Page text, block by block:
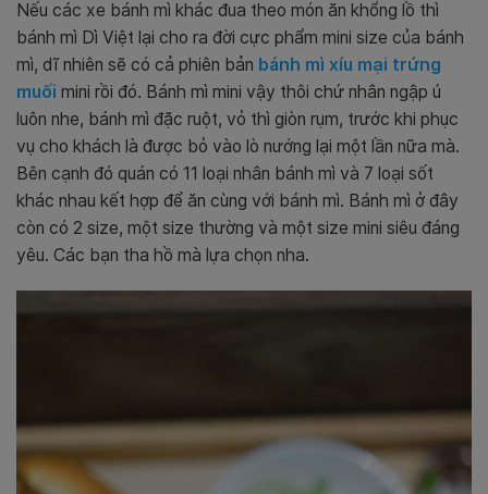
Nếu các xe bánh mì khác đua theo món ăn khổng lồ thì
bánh mì Dì Việt lại cho ra đời cực phẩm mini size của bánh
mì, dĩ nhiên sẽ có cả phiên bản bánh mì xíu mại trứng
muối mini rồi đó. Bánh mì mini vậy thôi chứ nhân ngập ú
luôn nhe, bánh mì đặc ruột, vỏ thì giòn rụm, trước khi phục
vụ cho khách là được bỏ vào lò nướng lại một lần nữa mà.
Bên cạnh đó quán có 11 loại nhân bánh mì và 7 loại sốt
khác nhau kết hợp để ăn cùng với bánh mì. Bánh mì ở đây
còn có 2 size, một size thường và một size mini siêu đáng
yêu. Các bạn tha hồ mà lựa chọn nha.